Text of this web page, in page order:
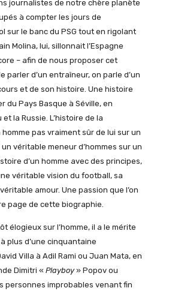
journalistes de notre chère planète
à compter les jours de
sur le banc du PSG tout en rigolant
Molina, lui, sillonnait l’Espagne
– afin de nous proposer cet
parler d’un entraîneur, on parle d’un
et de son histoire. Une histoire
du Pays Basque à Séville, en
la Russie. L’histoire de la
pas vraiment sûr de lui sur un
véritable meneur d’hommes sur un
d’un homme avec des principes,
véritable vision du football, sa
amour. Une passion que l’on
page de cette biographie.
élogieux sur l’homme, il a le mérite
plus d’une cinquantaine
Villa à Adil Rami ou Juan Mata, en
Dimitri « Playboy» Popov ou
personnes improbables venant fin